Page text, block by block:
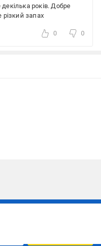
років. Добре
запах
0 0